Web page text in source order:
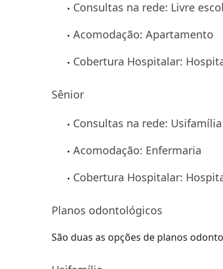
Consultas na rede: Livre
Acomodação: Apartamento
Cobertura Hospitalar:
Sênior
Consultas na rede: Usifamília
Acomodação: Enfermaria
Cobertura Hospitalar:
Planos odontológicos
São duas as opções de planos